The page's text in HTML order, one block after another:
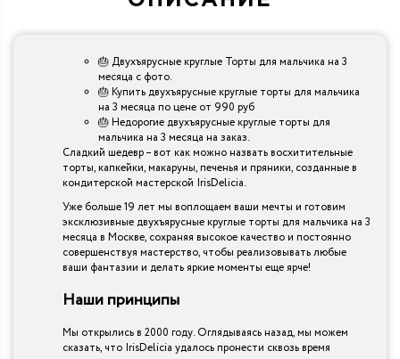
🎂 Двухъярусные круглые Торты для мальчика на 3
месяца с фото.
🎂 Купить двухъярусные круглые торты для мальчика
на 3 месяца по цене от 990 руб
🎂 Недорогие двухъярусные круглые торты для
мальчика на 3 месяца на заказ.
Сладкий шедевр – вот как можно назвать восхитительные
торты, капкейки, макаруны, печенья и пряники, созданные в
кондитерской мастерской IrisDelicia.
Уже больше 19 лет мы воплощаем ваши мечты и готовим
эксклюзивные двухъярусные круглые торты для мальчика на 3
месяца в Москве, сохраняя высокое качество и постоянно
совершенствуя мастерство, чтобы реализовывать любые
ваши фантазии и делать яркие моменты еще ярче!
Наши принципы
Мы открылись в 2000 году. Оглядываясь назад, мы можем
сказать, что IrisDelicia удалось пронести сквозь время